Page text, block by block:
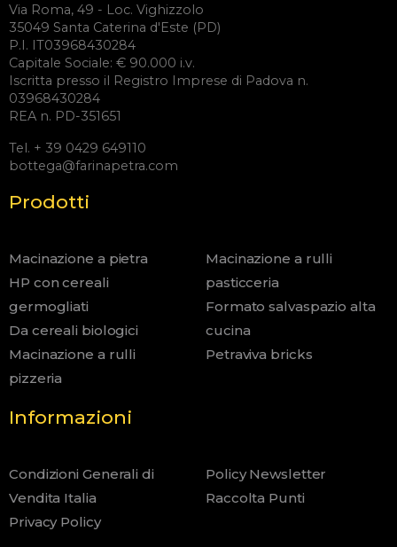
Via Roma, 49 - Loc. Vighizzolo
35049 Santa Caterina d'Este (PD)
P.I. IT03968430284
Capitale Sociale: € 90.000 i.v.
Iscritta presso il Registro Imprese di Padova n.
03968430284
REA n. PD-351651
Tel. + 39 0429 649110
bottega@farinapetra.com
Prodotti
Macinazione a pietra
HP con cereali
germogliati
Da cereali biologici
Macinazione a rulli
pizzeria
Macinazione a rulli
pasticceria
Formato salvaspazio alta
cucina
Petraviva bricks
Informazioni
Condizioni Generali di
Vendita Italia
Privacy Policy
Policy Newsletter
Raccolta Punti